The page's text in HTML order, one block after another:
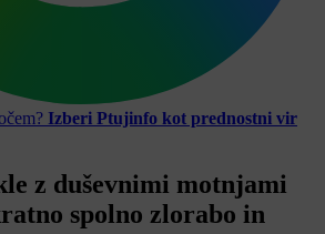
Izberi Ptujinfo kot prednostni vir
z duševnimi motnjami
spolno zlorabo in